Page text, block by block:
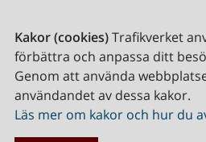
Kakor (cookies)Trafikverket
förbättra och anpassa ditt
Genom att använda
användandet av dessa kakor.
Läs mer om kakor och hur du